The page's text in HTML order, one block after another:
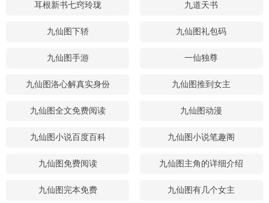
耳根新书七窍玲珑 九道天书
九仙图下轿 九仙图礼包码
九仙图手游 一仙独尊
九仙图洛心解真实身份 九仙图推到女主
九仙图全文免费阅读 九仙图动漫
九仙图小说百度百科 九仙图小说笔趣阁
九仙图免费阅读 九仙图主角的详细介绍
九仙图完本免费 九仙图有几个女主